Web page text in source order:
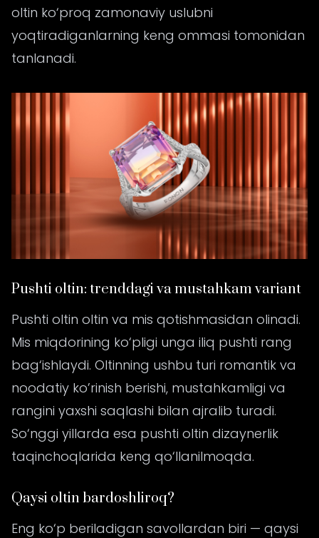
oltin ko‘proq zamonaviy uslubni
yoqtiradiganlarning keng ommasi tomonidan
tanlanadi.
Pushti oltin: trenddagi va mustahkam variant
Pushti oltin oltin va mis qotishmasidan olinadi.
Mis miqdorining ko‘pligi unga iliq pushti rang
bag‘ishlaydi. Oltinning ushbu turi romantik va
noodatiy ko’rinish berishi, mustahkamligi va
rangini yaxshi saqlashi bilan ajralib turadi.
So‘nggi yillarda esa pushti oltin dizaynerlik
taqinchoqlarida keng qo‘llanilmoqda.
Qaysi oltin bardoshliroq?
Eng ko‘p beriladigan savollardan biri — qaysi